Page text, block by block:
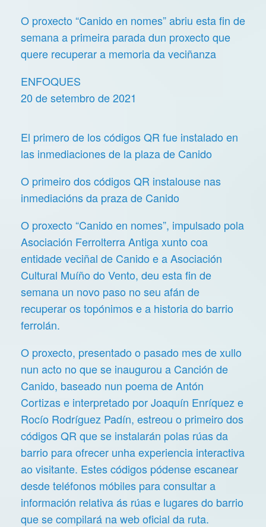
O proxecto “Canido en nomes” abriu esta fin de
semana a primeira parada dun proxecto que
quere recuperar a memoria da veciñanza
ENFOQUES
20 de setembro de 2021
El primero de los códigos QR fue instalado en
las inmediaciones de la plaza de Canido
O primeiro dos códigos QR instalouse nas
inmediacións da praza de Canido
O proxecto “Canido en nomes”, impulsado pola
Asociación Ferrolterra Antiga xunto coa
entidade veciñal de Canido e a Asociación
Cultural Muíño do Vento, deu esta fin de
semana un novo paso no seu afán de
recuperar os topónimos e a historia do barrio
ferrolán.
O proxecto, presentado o pasado mes de xullo
nun acto no que se inaugurou a Canción de
Canido, baseado nun poema de Antón
Cortizas e interpretado por Joaquín Enríquez e
Rocío Rodríguez Padín, estreou o primeiro dos
códigos QR que se instalarán polas rúas da
barrio para ofrecer unha experiencia interactiva
ao visitante. Estes códigos pódense escanear
desde teléfonos móbiles para consultar a
información relativa ás rúas e lugares do barrio
que se compilará na web oficial da ruta.